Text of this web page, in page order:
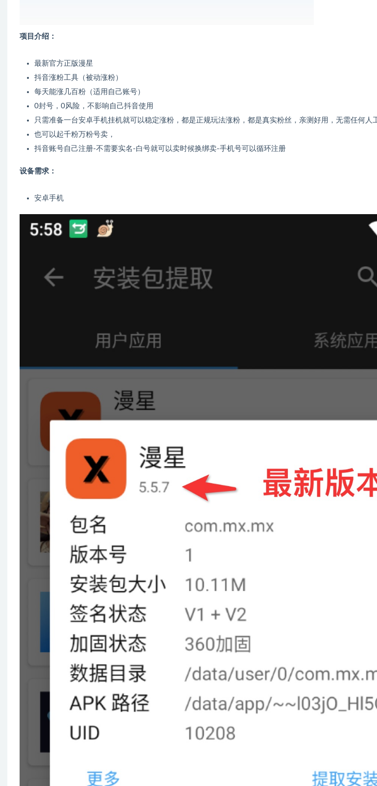
项目介绍：
最新官方正版漫星
抖音涨粉工具（被动涨粉）
每天能涨几百粉（适用自己账号）
0封号，0风险，不影响自己抖音使用
只需准备一台安卓手机挂机就可以稳定涨粉，都是正规玩法涨粉，都是真实粉丝，亲测好用，无需任何人
也可以起千粉万粉号卖，
抖音账号自己注册-不需要实名-白号就可以卖时候换绑卖-手机号可以循环注册
设备需求：
安卓手机